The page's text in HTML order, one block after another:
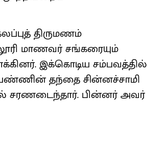
திருமணம்
மாணவர் சங்கரையும்
இக்கொடிய சம்பவத்தில்
தந்தை சின்னச்சாமி
சரணடைந்தார். பின்னர் அவர்